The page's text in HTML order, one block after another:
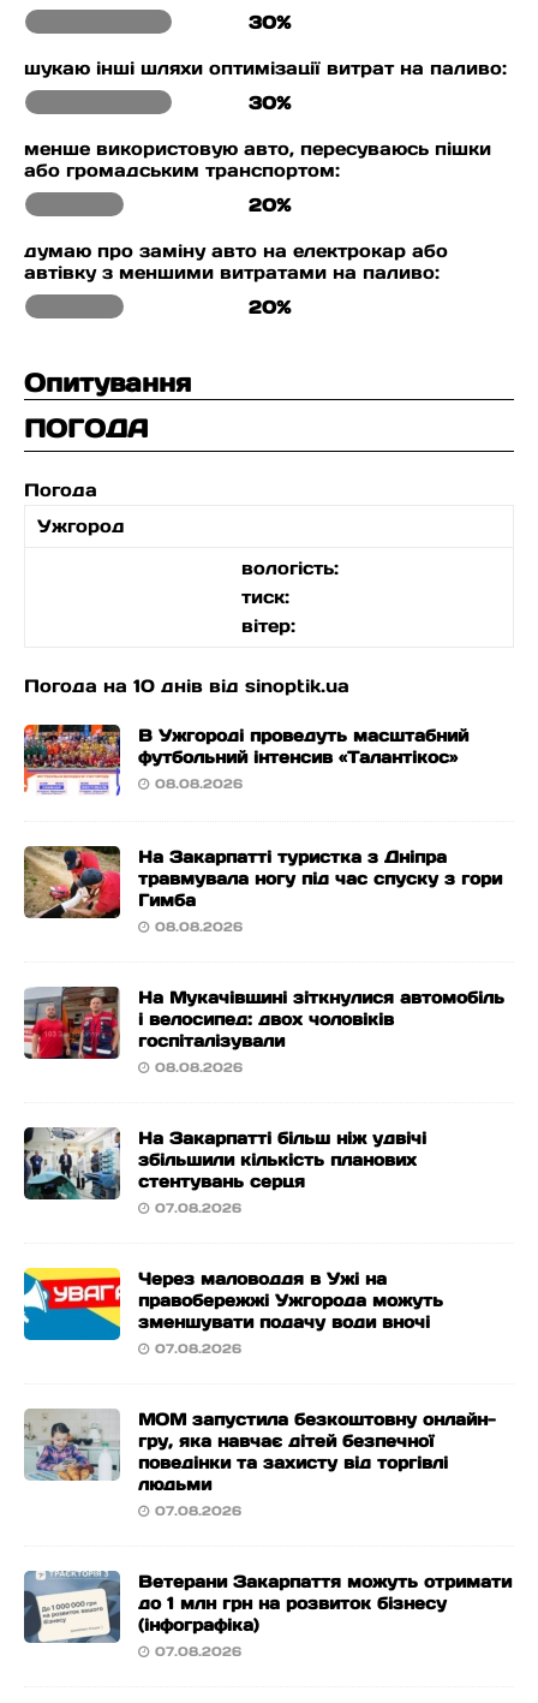
30%
шукаю інші шляхи оптимізації витрат на паливо:
30%
менше використовую авто, пересуваюсь пішки
або громадським транспортом:
20%
думаю про заміну авто на електрокар або
автівку з меншими витратами на паливо:
20%
Опитування
ПОГОДА
Погода
Ужгород
вологість:
тиск:
вітер:
Погода на 10 днів від sinoptik.ua
В Ужгороді проведуть масштабний
футбольний інтенсив «Талантікос»
08.08.2026
На Закарпатті туристка з Дніпра
травмувала ногу під час спуску з гори
Гимба
08.08.2026
На Мукачівщині зіткнулися автомобіль
і велосипед: двох чоловіків
госпіталізували
08.08.2026
На Закарпатті більш ніж удвічі
збільшили кількість планових
стентувань серця
07.08.2026
Через маловоддя в Ужі на
правобережжі Ужгорода можуть
зменшувати подачу води вночі
07.08.2026
МОМ запустила безкоштовну онлайн-
гру, яка навчає дітей безпечної
поведінки та захисту від торгівлі
людьми
07.08.2026
Ветерани Закарпаття можуть отримати
до 1 млн грн на розвиток бізнесу
(інфографіка)
07.08.2026